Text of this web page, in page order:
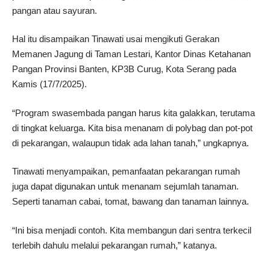
pangan atau sayuran.
Hal itu disampaikan Tinawati usai mengikuti Gerakan
Memanen Jagung di Taman Lestari, Kantor Dinas Ketahanan
Pangan Provinsi Banten, KP3B Curug, Kota Serang pada
Kamis (17/7/2025).
“Program swasembada pangan harus kita galakkan, terutama
di tingkat keluarga. Kita bisa menanam di polybag dan pot-pot
di pekarangan, walaupun tidak ada lahan tanah,” ungkapnya.
Tinawati menyampaikan, pemanfaatan pekarangan rumah
juga dapat digunakan untuk menanam sejumlah tanaman.
Seperti tanaman cabai, tomat, bawang dan tanaman lainnya.
“Ini bisa menjadi contoh. Kita membangun dari sentra terkecil
terlebih dahulu melalui pekarangan rumah,” katanya.